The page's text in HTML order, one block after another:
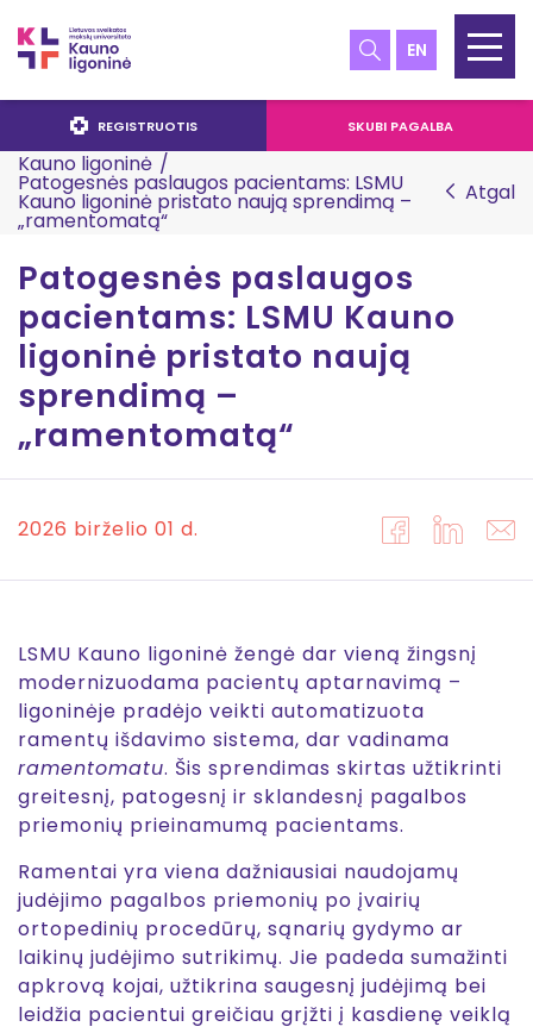
EN
REGISTRUOTIS SKUBI PAGALBA
Kauno ligoninė /
Patogesnės paslaugos pacientams: LSMU
Kauno ligoninė pristato naują sprendimą –
„ramentomatą“
Atgal
Patogesnės paslaugos
pacientams: LSMU Kauno
ligoninė pristato naują
sprendimą –
„ramentomatą“
2026 birželio 01 d.
LSMU Kauno ligoninė žengė dar vieną žingsnį
modernizuodama pacientų aptarnavimą –
ligoninėje pradėjo veikti automatizuota
ramentų išdavimo sistema, dar vadinama
ramentomatu. Šis sprendimas skirtas užtikrinti
greitesnį, patogesnį ir sklandesnį pagalbos
priemonių prieinamumą pacientams.
Ramentai yra viena dažniausiai naudojamų
judėjimo pagalbos priemonių po įvairių
ortopedinių procedūrų, sąnarių gydymo ar
laikinų judėjimo sutrikimų. Jie padeda sumažinti
apkrovą kojai, užtikrina saugesnį judėjimą bei
leidžia pacientui greičiau grįžti į kasdienę veiklą